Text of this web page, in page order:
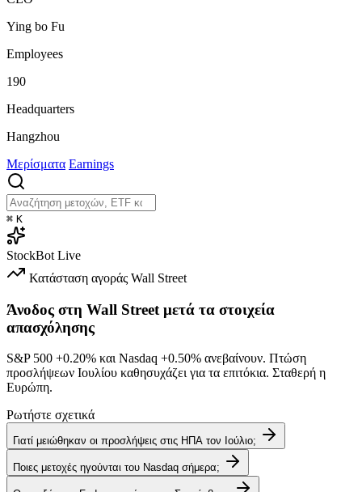
Ying bo Fu
Employees
190
Headquarters
Hangzhou
Μερίσματα Earnings
⌘ K
StockBot Live
Κατάσταση αγοράς Wall Street
Άνοδος στη Wall Street μετά τα στοιχεία
απασχόλησης
S&P 500 +0.20% και Nasdaq +0.50% ανεβαίνουν. Πτώση
προσλήψεων Ιουλίου καθησυχάζει για τα επιτόκια. Σταθερή η
Ευρώπη.
Ρωτήστε σχετικά
Γιατί μειώθηκαν οι προσλήψεις στις ΗΠΑ τον Ιούλιο;
Ποιες μετοχές ηγούνται του Nasdaq σήμερα;